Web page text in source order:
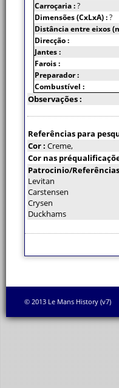
Carroçaria :?
Dimensões (CxLxA) :?
Distância entre eixos
Direcção :
Jantes :
Farois :
Preparador :
Combustível :
Observações :
Referências para
Cor : Creme,
Cor nas
Patrocinio/
Levitan
Carstensen
Crysen
Duckhams
© 2013 Le Mans History (v7)